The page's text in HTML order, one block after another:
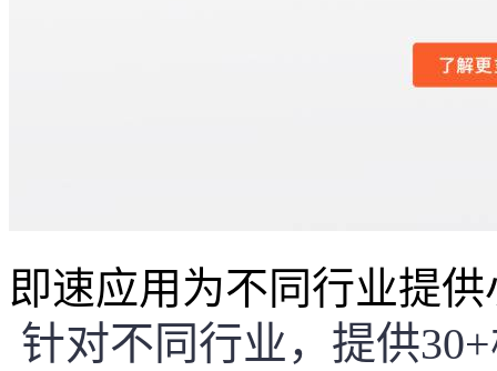
即速应用为不同行业提
针对不同行业，提供